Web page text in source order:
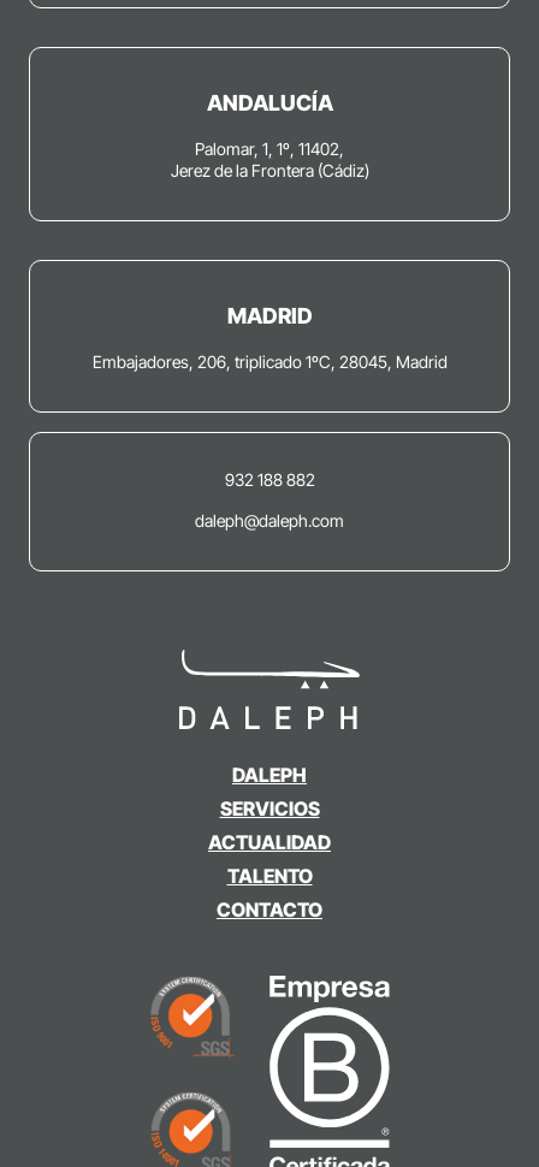
DALEPH
SERVICIOS
ACTUALIDAD
TALENTO
CONTACTO
ANDALUCÍA
Palomar, 1, 1º, 11402,
Jerez de la Frontera (Cádiz)
MADRID
Embajadores, 206, triplicado 1ºC, 28045, Madrid
932 188 882
daleph@daleph.com